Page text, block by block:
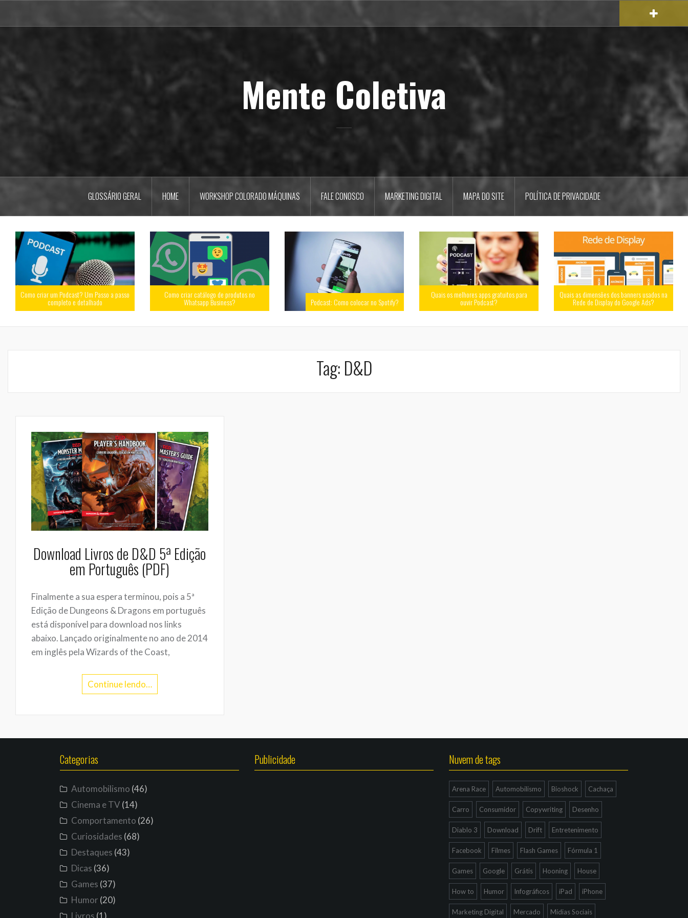
Mente Coletiva
GLOSSÁRIO GERAL HOME WORKSHOP COLORADO MÁQUINAS FALE CONOSCO MARKETING DIGITAL MAPA DO SITE POLÍTICA DE PRIVACIDADE
Como criar um Podcast? Um Passo a passo
completo e detalhado
Como criar catálogo de produtos no
Whatsapp Business? Podcast: Como colocar no Spotify?
Quais os melhores apps gratuitos para
ouvir Podcast?
Quais as dimensões dos banners usados na
Rede de Display do Google Ads?
Tag:D&D
Download Livros de D&D 5ª Edição
em Português (PDF)
Finalmente a sua espera terminou, pois a 5ª
Edição de Dungeons & Dragons em português
está disponível para download nos links
abaixo. Lançado originalmente no ano de 2014
em inglês pela Wizards of the Coast,
Continue lendo…
Categorias
Automobilismo (46)
Cinema e TV(14)
Comportamento (26)
Curiosidades (68)
Destaques (43)
Dicas (36)
Games (37)
Humor (20)
Livros (1)
Publicidade Nuvem de tags
Arena Race Automobilismo Bioshock Cachaça
Carro Consumidor Copywriting Desenho
Diablo 3 Download Drift Entretenimento
Facebook Filmes Flash Games Fórmula 1
Games Google Grátis Hooning House
How to Humor Infográficos iPad iPhone
Marketing Digital Mercado Mídias Sociais